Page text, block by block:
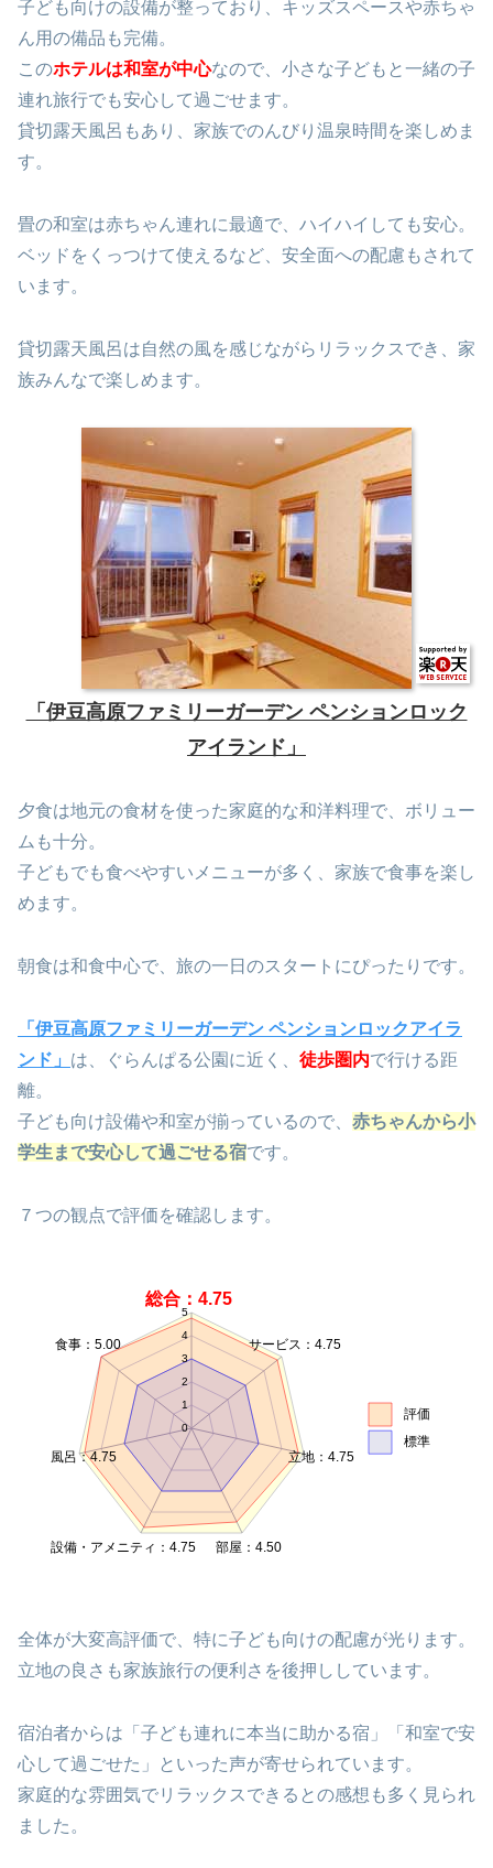
子ども向けの設備が整っており、キッズスペースや赤ちゃ
ん用の備品も完備。
このホテルは和室が中心なので、小さな子どもと一緒の子
連れ旅行でも安心して過ごせます。
貸切露天風呂もあり、家族でのんびり温泉時間を楽しめま
す。
畳の和室は赤ちゃん連れに最適で、ハイハイしても安心。
ベッドをくっつけて使えるなど、安全面への配慮もされて
います。
貸切露天風呂は自然の風を感じながらリラックスでき、家
族みんなで楽しめます。
「伊豆高原ファミリーガーデン ペンションロック
アイランド」
夕食は地元の食材を使った家庭的な和洋料理で、ボリュー
ムも十分。
子どもでも食べやすいメニューが多く、家族で食事を楽し
めます。
朝食は和食中心で、旅の一日のスタートにぴったりです。
「伊豆高原ファミリーガーデン ペンションロックアイラ
ンド」 は、ぐらんぱる公園に近く、 徒歩圏内で行ける距
離。
子ども向け設備や和室が揃っているので、 赤ちゃんから小
学生まで安心して過ごせる宿です。
７つの観点で評価を確認します。
0
1
2
3
4
5
総合：4.75
サービス：4.75
立地：4.75
部屋：4.50
設備・アメニティ：4.75
風呂：4.75
食事：5.00
評価
標準
全体が大変高評価で、特に子ども向けの配慮が光ります。
立地の良さも家族旅行の便利さを後押ししています。
宿泊者からは「子ども連れに本当に助かる宿」「和室で安
心して過ごせた」といった声が寄せられています。
家庭的な雰囲気でリラックスできるとの感想も多く見られ
ました。